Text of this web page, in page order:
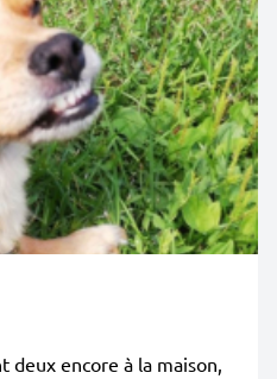
deux encore à la maison,